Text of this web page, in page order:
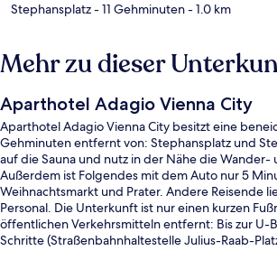
Stephansplatz- 11 Gehminuten- 1.0 km
Mehr zu dieser
Aparthotel Adagio Vienna City
Aparthotel Adagio Vienna City besitzt eine
Gehminuten entfernt von: Stephansplatz und
auf die Sauna und nutz in der Nähe die Wander-
Außerdem ist Folgendes mit dem Auto nur 5
Weihnachtsmarkt und Prater. Andere Reisende
Personal. Die Unterkunft ist nur einen kurzen
öffentlichen Verkehrsmitteln entfernt: Bis zur U-
Schritte (Straßenbahnhaltestelle Julius-Raab-